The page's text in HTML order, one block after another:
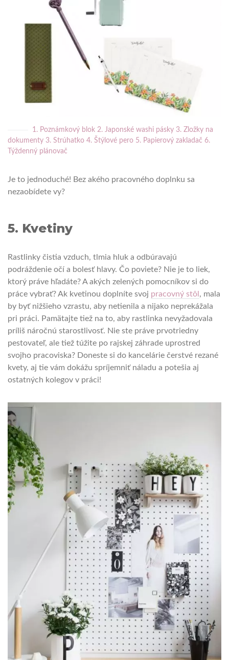
1. Poznámkový blok 2. Japonské washi pásky 3. Zložky na
dokumenty 3. Strúhatko 4. Štýlové pero 5. Papierový zakladač 6.
Týždenný plánovač
Je to jednoduché! Bez akého pracovného doplnku sa
nezaobídete vy?
5. Kvetiny
Rastlinky čistia vzduch, tlmia hluk a odbúravajú
podráždenie očí a bolesť hlavy. Čo poviete? Nie je to liek,
ktorý práve hľadáte? A akých zelených pomocníkov si do
práce vybrať? Ak kvetinou doplníte svoj pracovný stôl , mala
by byť nižšieho vzrastu, aby netienila a nijako neprekážala
pri práci. Pamätajte tiež na to, aby rastlinka nevyžadovala
príliš náročnú starostlivosť. Nie ste práve prvotriedny
pestovateľ, ale tiež túžite po rajskej záhrade uprostred
svojho pracoviska? Doneste si do kancelárie čerstvé rezané
kvety, aj tie vám dokážu spríjemniť náladu a potešia aj
ostatných kolegov v práci!